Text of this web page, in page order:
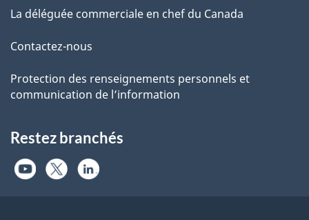
La déléguée commerciale en chef du Canada
Contactez-nous
Protection des renseignements personnels et
communication de l’information
Restez branchés